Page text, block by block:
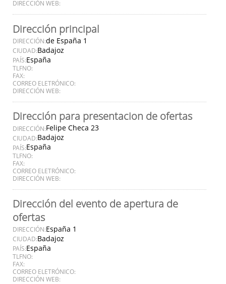
DIRECCIÓN WEB:
Dirección principal
DIRECCIÓN:de España 1
CIUDAD:Badajoz
PAÍS:España
TLFNO:
FAX:
CORREO ELETRÓNICO:
DIRECCIÓN WEB:
Dirección para presentacion de ofertas
DIRECCIÓN:Felipe Checa 23
CIUDAD:Badajoz
PAÍS:España
TLFNO:
FAX:
CORREO ELETRÓNICO:
DIRECCIÓN WEB:
Dirección del evento de apertura de
ofertas
DIRECCIÓN:España 1
CIUDAD:Badajoz
PAÍS:España
TLFNO:
FAX:
CORREO ELETRÓNICO:
DIRECCIÓN WEB: